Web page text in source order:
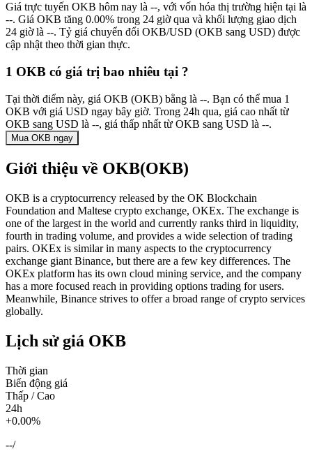
Giá trực tuyến OKB hôm nay là --, với vốn hóa thị trường hiện tại là
--. Giá OKB tăng 0.00% trong 24 giờ qua và khối lượng giao dịch
24 giờ là --. Tỷ giá chuyển đổi OKB/USD (OKB sang USD) được
cập nhật theo thời gian thực.
1 OKB có giá trị bao nhiêu tại ?
Tại thời điểm này, giá OKB (OKB) bằng là --. Bạn có thể mua 1
OKB với giá USD ngay bây giờ. Trong 24h qua, giá cao nhất từ
OKB sang USD là --, giá thấp nhất từ OKB sang USD là --.
Mua OKB ngay
Giới thiệu về OKB(OKB)
OKB is a cryptocurrency released by the OK Blockchain
Foundation and Maltese crypto exchange, OKEx. The exchange is
one of the largest in the world and currently ranks third in liquidity,
fourth in trading volume, and provides a wide selection of trading
pairs. OKEx is similar in many aspects to the cryptocurrency
exchange giant Binance, but there are a few key differences. The
OKEx platform has its own cloud mining service, and the company
has a more focused reach in providing options trading for users.
Meanwhile, Binance strives to offer a broad range of crypto services
globally.
Lịch sử giá OKB
Thời gian
Biến động giá
Thấp / Cao
24h
+0.00%
--/